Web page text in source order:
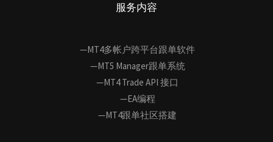
服务内容
—MT4多帐户跨平台跟单软件
—MT5 Manager跟单系统
—MT4 Trade API 接口
—EA编程
—MT4跟单社区搭建